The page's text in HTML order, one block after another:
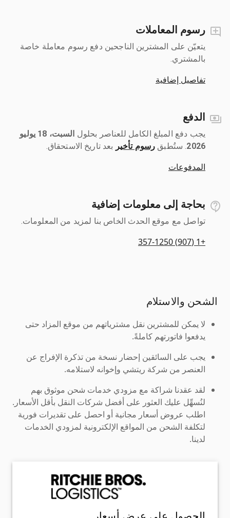
رسوم المعاملات
يتعيّن على المشترين الناجحين دفع رسوم معاملة خاصة
بالمشتري.
تفاصيل إضافية
الدفع
يجب دفع المبلغ الكامل للعناصر بحلول ‎
السبت، 18 يوليو
2026
رسوم تأخير بعد تاريخ الاستحقاق.
المدفوعات
بحاجة إلى معلومات إضافية
تواصل مع موقع الحدث الخاص بنا لمزيد من المعلومات.
+1 (907) 357-1250
الشحن والاستلام
لا يمكن للمشترين نقل مشترياتهم من موقع المزاد حتى
يدفعوا فاتورتهم كاملةً.
يجب على السائقين إحضار نسخة من تذكرة الإفراج عن
العنصر من شركة ريتشي وإخوانه لاستلامه.
لقد عقدنا شراكة مع مزودي خدمات شحن موثوق بهم
لنُسهِّل عليك العثور على أفضل شركات النقل بأقل الأسعار.
اطلب عروض أسعار مجانية أو احصل على تقديرات فورية
لتكلفة الشحن من المواقع الإلكترونية لمزودي الخدمات
لدينا.